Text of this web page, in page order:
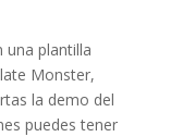
una plantilla
Monster,
la demo del
puedes tener